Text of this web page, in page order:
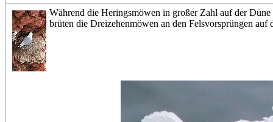
Während die Heringsmöwen in großer Zahl auf der
brüten die Dreizehenmöwen an den Felsvorsprüngen auf